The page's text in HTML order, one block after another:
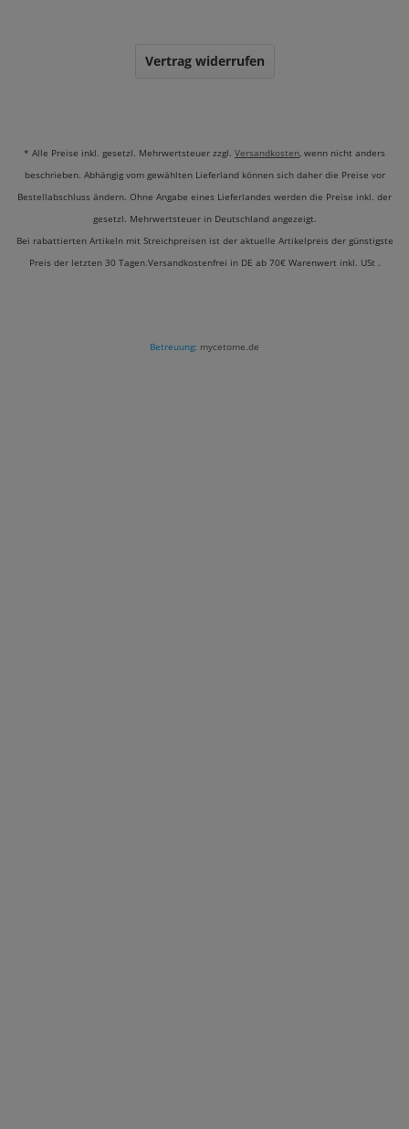
Vertrag widerrufen
* Alle Preise inkl. gesetzl. Mehrwertsteuer zzgl. Versandkosten, wenn nicht anders
beschrieben. Abhängig vom gewählten Lieferland können sich daher die Preise vor
Bestellabschluss ändern. Ohne Angabe eines Lieferlandes werden die Preise inkl. der
gesetzl. Mehrwertsteuer in Deutschland angezeigt.
Bei rabattierten Artikeln mit Streichpreisen ist der aktuelle Artikelpreis der günstigste
Preis der letzten 30 Tagen.Versandkostenfrei in DE ab 70€ Warenwert inkl. USt .
Betreuung: mycetome.de